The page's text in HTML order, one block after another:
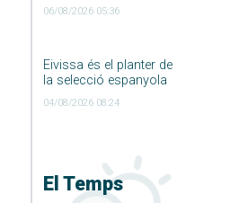
06/08/2026 05:36
Eivissa és el planter de
la selecció espanyola
04/08/2026 08:24
El Temps